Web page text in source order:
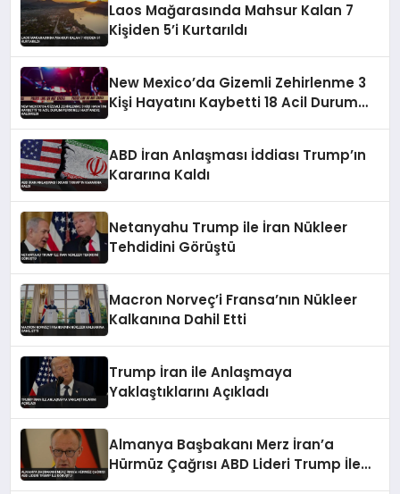
Laos Mağarasında Mahsur Kalan 7
Kişiden 5’i Kurtarıldı
New Mexico’da Gizemli Zehirlenme 3
Kişi Hayatını Kaybetti 18 Acil Durum
ABD İran Anlaşması İddiası Trump’ın
Kararına Kaldı
Netanyahu Trump ile İran Nükleer
Tehdidini Görüştü
Macron Norveç’i Fransa’nın Nükleer
Kalkanına Dahil Etti
Trump İran ile Anlaşmaya
Yaklaştıklarını Açıkladı
Almanya Başbakanı Merz İran’a
Hürmüz Çağrısı ABD Lideri Trump İle